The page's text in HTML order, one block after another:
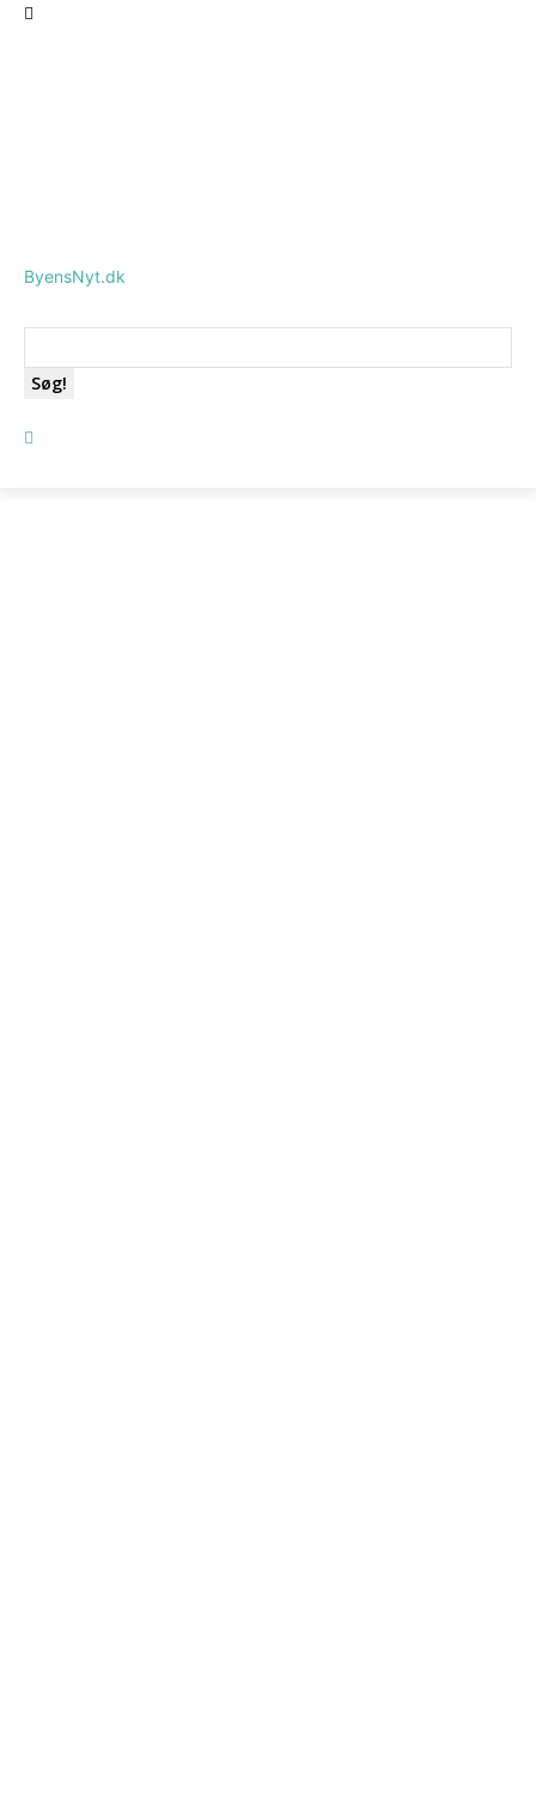
ByensNyt.dk
Søg!